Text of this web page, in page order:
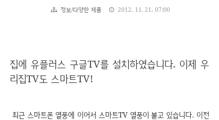
정보/다양한 제품 2012. 11. 21. 07:00
집에 유플러스 구글TV를 설치하였습니다. 이제 우
리집TV도 스마트TV!
최근 스마트폰 열풍에 이어서 스마트TV 열풍이 불고 있습니다. 이전